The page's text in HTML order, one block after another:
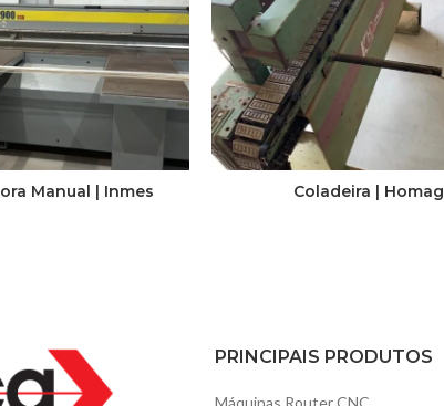
Manual | Inmes Coladeira | Homag
PRINCIPAIS PRODUTOS
Máquinas Router CNC